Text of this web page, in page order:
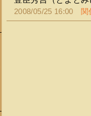
2008/05/25 16:00 関